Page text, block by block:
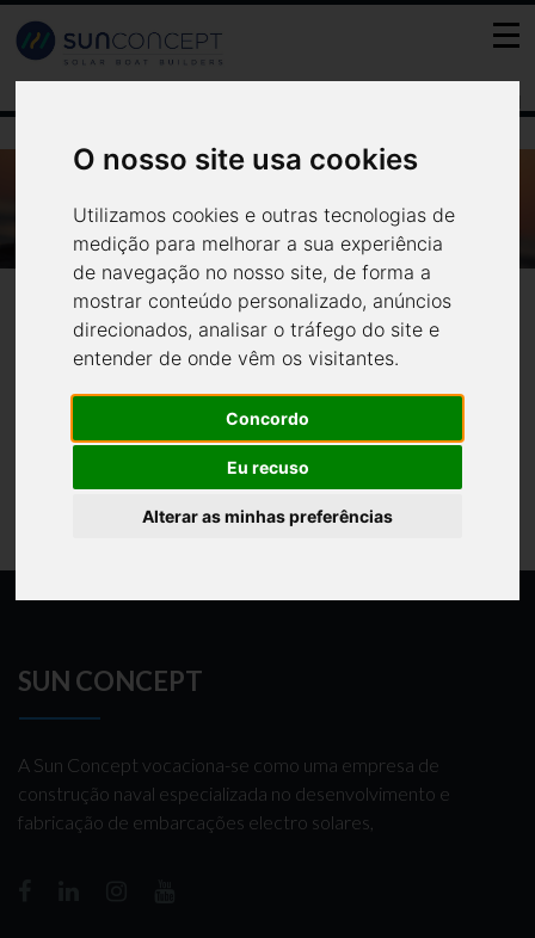
O nosso site usa cookies
Utilizamos cookies e outras tecnologias de
medição para melhorar a sua experiência
de navegação no nosso site, de forma a
mostrar conteúdo personalizado, anúncios
direcionados, analisar o tráfego do site e
entender de onde vêm os visitantes.
Concordo
Eu recuso
Alterar as minhas preferências
APROVEITA-SE
Media
www.ver.pt - O sol quando
nasce aproveita-se
Navegar, navegar e nada gastar, nada desperdiçar, tudo poupar:
combustível, ambiente, recursos naturais, comunidades
Para saber mais clique emver.pt
SUN CONCEPT
A Sun Concept vocaciona-se como uma empresa de
construção naval especializada no desenvolvimento e
fabricação de embarcações electro solares,